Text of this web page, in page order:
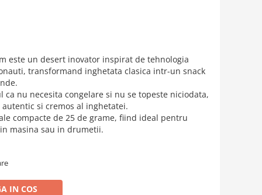
este un desert inovator inspirat de tehnologia
transformand inghetata clasica intr-un snack
nu necesita congelare si nu se topeste niciodata,
si cremos al inghetatei.
compacte de 25 de grame, fiind ideal pentru
masina sau in drumetii.
IN COS